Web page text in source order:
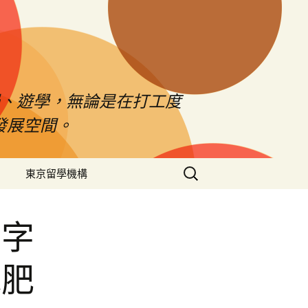
遊學，無論是在打工度
空間。
東京留學機構
搜
尋